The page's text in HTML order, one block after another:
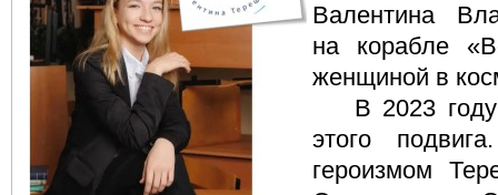
Валентина
на корабле
женщиной в
В 2023
этого
героизмом